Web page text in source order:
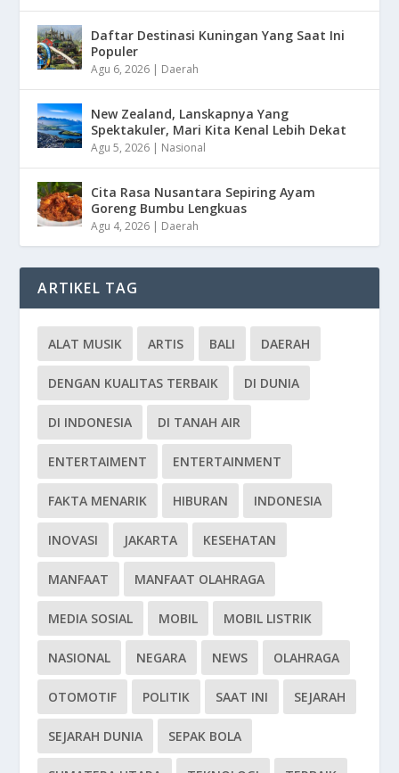
Daftar Destinasi Kuningan Yang Saat Ini
Populer
Agu 6, 2026 | Daerah
New Zealand, Lanskapnya Yang
Spektakuler, Mari Kita Kenal Lebih Dekat
Agu 5, 2026 | Nasional
Cita Rasa Nusantara Sepiring Ayam
Goreng Bumbu Lengkuas
Agu 4, 2026 | Daerah
ARTIKEL TAG
ALAT MUSIK ARTIS BALI DAERAH
DENGAN KUALITAS TERBAIK DI DUNIA
DI INDONESIA DI TANAH AIR
ENTERTAIMENT ENTERTAINMENT
FAKTA MENARIK HIBURAN INDONESIA
INOVASI JAKARTA KESEHATAN
MANFAAT MANFAAT OLAHRAGA
MEDIA SOSIAL MOBIL MOBIL LISTRIK
NASIONAL NEGARA NEWS OLAHRAGA
OTOMOTIF POLITIK SAAT INI SEJARAH
SEJARAH DUNIA SEPAK BOLA